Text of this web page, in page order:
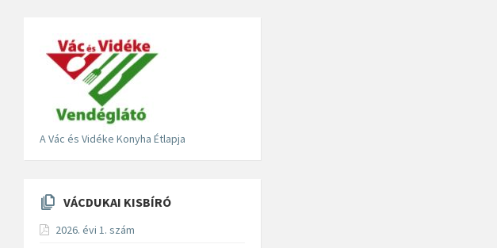
A Vác és Vidéke Konyha Étlapja
VÁCDUKAI KISBÍRÓ
2026. évi 1. szám